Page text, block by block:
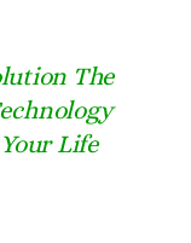
The
Life